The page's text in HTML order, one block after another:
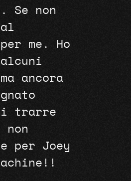
Se non
me. Ho
ancora
trarre
per Joey